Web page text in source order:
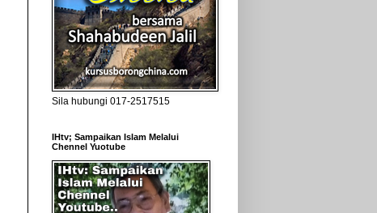
Sila hubungi 017-2517515
IHtv; Sampaikan Islam Melalui
Chennel Yuotube